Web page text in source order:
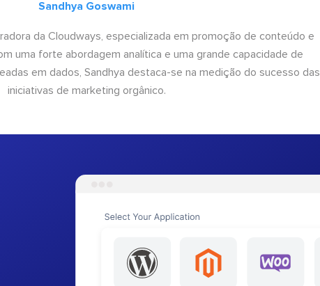
Sandhya Goswami
da Cloudways, especializada em promoção de conteúdo e
uma forte abordagem analítica e uma grande capacidade de
em dados, Sandhya destaca-se na medição do sucesso das
iniciativas de marketing orgânico.